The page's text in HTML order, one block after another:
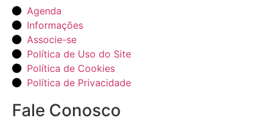
Agenda
Informações
Associe-se
Política de Uso do Site
Política de Cookies
Política de Privacidade
Fale Conosco